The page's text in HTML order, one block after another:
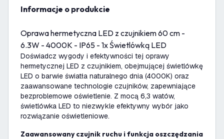
informacje o produkcie
Oprawa hermetyczna LED z czujnikiem 60 cm -
6.3W - 4000K - IP65 - 1x Świetlówką LED
Doświadcz wygody i efektywności tej oprawy
hermetycznej LED z czujnikiem, obejmującej świetlówkę
LED o barwie światła naturalnego dnia (4000K) oraz
zaawansowane technologie czujników, zapewniające
bezproblemowe oświetlenie. Z mocą 6,3 watów,
świetlówka LED to niezwykle efektywny wybór jako
rozwiązanie oświetleniowe.
Zaawansowany czujnik ruchu i funkcja oszczędzania